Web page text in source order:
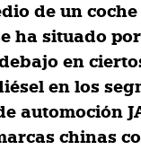
de un
ha situado
en
en los
automoción
chinas